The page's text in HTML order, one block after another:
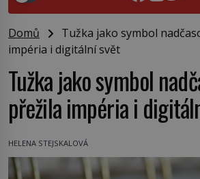
Domů
Tužka jako symbol
impéria i digitální svět
Tužka jako symbol
přežila impéria i
HELENA STEJSKALOVÁ